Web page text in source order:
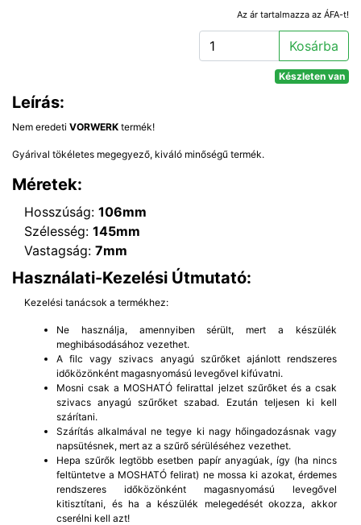
Az ár tartalmazza az ÁFA-t!
Kosárba
Készleten van
Leírás:
Nem eredeti VORWERK termék!
Gyárival tökéletes megegyező, kiváló minőségű termék.
Méretek:
Hosszúság: 106mm
Szélesség: 145mm
Vastagság: 7mm
Használati-Kezelési Útmutató:
Kezelési tanácsok a termékhez:
Ne használja, amennyiben sérült, mert a készülék
meghibásodásához vezethet.
A filc vagy szivacs anyagú szűrőket ajánlott rendszeres
időközönként magasnyomású levegővel kifúvatni.
Mosni csak a MOSHATÓ felirattal jelzet szűrőket és a csak
szivacs anyagú szűrőket szabad. Ezután teljesen ki kell
szárítani.
Szárítás alkalmával ne tegye ki nagy hőingadozásnak vagy
napsütésnek, mert az a szűrő sérüléséhez vezethet.
Hepa szűrők legtöbb esetben papír anyagúak, így (ha nincs
feltüntetve a MOSHATÓ felirat) ne mossa ki azokat, érdemes
rendszeres időközönként magasnyomású levegővel
kitisztítani, és ha a készülék melegedését okozza, akkor
cserélni kell azt!